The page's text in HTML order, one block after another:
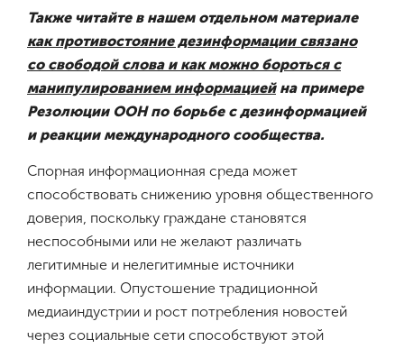
Также читайте в нашем отдельном материале
как противостояние дезинформации связано
со свободой слова и как можно бороться с
манипулированием информациейна примере
Резолюции ООН по борьбе с дезинформацией
и реакции международного сообщества.
Спорная информационная среда может
способствовать снижению уровня общественного
доверия, поскольку граждане становятся
неспособными или не желают различать
легитимные и нелегитимные источники
информации. Опустошение традиционной
медиаиндустрии и рост потребления новостей
через социальные сети способствуют этой